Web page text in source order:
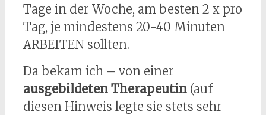
Tage in der Woche, am besten 2 x pro
Tag, je mindestens 20-40 Minuten
ARBEITEN sollten.
Da bekam ich – von einer
ausgebildeten Therapeutin(auf
diesen Hinweis legte sie stets sehr